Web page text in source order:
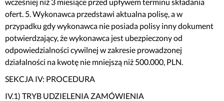
ofert. 5. Wykonawca przedstawi aktualna polisę, a w
przypadku gdy wykonawca nie posiada polisy inny dokument
potwierdzający, że wykonawca jest ubezpieczony od
odpowiedzialności cywilnej w zakresie prowadzonej
działalności na kwotę nie mniejszą niż 500.000, PLN.
SEKCJA IV: PROCEDURA
IV.1) TRYB UDZIELENIA ZAMÓWIENIA